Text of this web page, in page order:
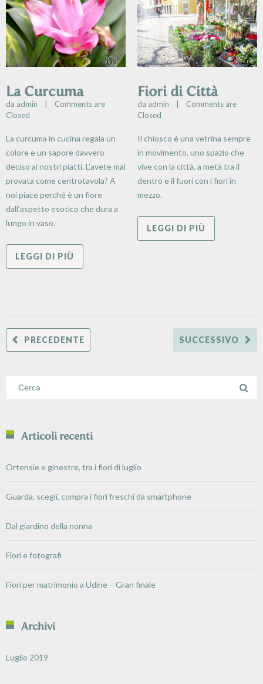
La Curcuma
da admin
Comments are
Closed
La curcuma in cucina regala un
colore e un sapore davvero
deciso ai nostri piatti. L’avete mai
provata come centrotavola? A
noi piace perché è un fiore
dall’aspetto esotico che dura a
lungo in vaso.
LEGGI DI PIÙ
Fiori di Città
da admin
Comments are
Closed
Il chiosco è una vetrina sempre
in movimento, uno spazio che
vive con la città, a metà tra il
dentro e il fuori con i fiori in
mezzo.
LEGGI DI PIÙ
SUCCESSIVO
PRECEDENTE
Articoli recenti
Ortensie e ginestre, tra i fiori di luglio
Guarda, scegli, compra i fiori freschi da smartphone
Dal giardino della nonna
Fiori e fotografi
Fiori per matrimonio a Udine – Gran finale
Archivi
Luglio 2019